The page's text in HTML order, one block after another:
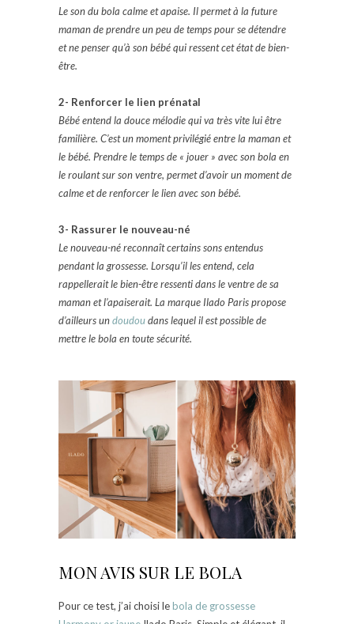
Le son du bola calme et apaise. Il permet à la future
maman de prendre un peu de temps pour se détendre
et ne penser qu’à son bébé qui ressent cet état de bien-
être.
2- Renforcer le lien prénatal
Bébé entend la douce mélodie qui va très vite lui être
familière. C’est un moment privilégié entre la maman et
le bébé. Prendre le temps de « jouer » avec son bola en
le roulant sur son ventre, permet d’avoir un moment de
calme et de renforcer le lien avec son bébé.
3- Rassurer le nouveau-né
Le nouveau-né reconnaît certains sons entendus
pendant la grossesse. Lorsqu’il les entend, cela
rappellerait le bien-être ressenti dans le ventre de sa
maman et l’apaiserait. La marque Ilado Paris propose
d’ailleurs undoudoudans lequel il est possible de
mettre le bola en toute sécurité.
MON AVIS SUR LE BOLA
Pour ce test, j’ai choisi lebola de grossesse